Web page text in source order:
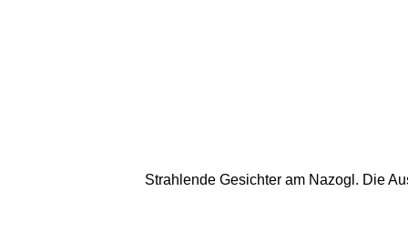
Strahlende Gesichter am Nazogl. Die